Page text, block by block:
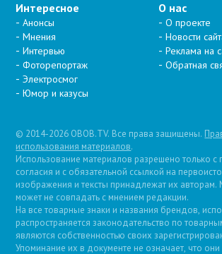
Интересное
Анонсы
Мнения
Интервью
Фоторепортаж
Электросмог
Юмор и казусы
О нас
О проекте
Новости
Реклама на
Обратная
© 2014-2026 OBOB.TV. Все права защищены.
использования материалов.
Использование материалов разрешено только с
согласия и с обязательной ссылкой на
изображения и тексты принадлежат их авторам.
может не совпадать с мнением редакции.
На все товарные знаки и названия брендов,
распространяется законодательство по
являются собственностью своих
Упоминание их в документе не означает, что